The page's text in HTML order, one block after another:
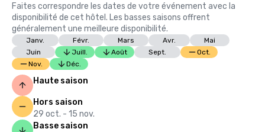
Faites correspondre les dates de votre événement avec la
disponibilité de cet hôtel. Les basses saisons offrent
généralement une meilleure disponibilité.
Janv. Févr. Mars Avr.
Mai
Juin
Juill. Août Sept.
Oct.
Nov.
Déc.
Haute saison
Hors saison
29 oct. - 15 nov.
Basse saison